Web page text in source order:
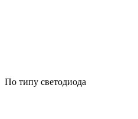
По типу светодиода